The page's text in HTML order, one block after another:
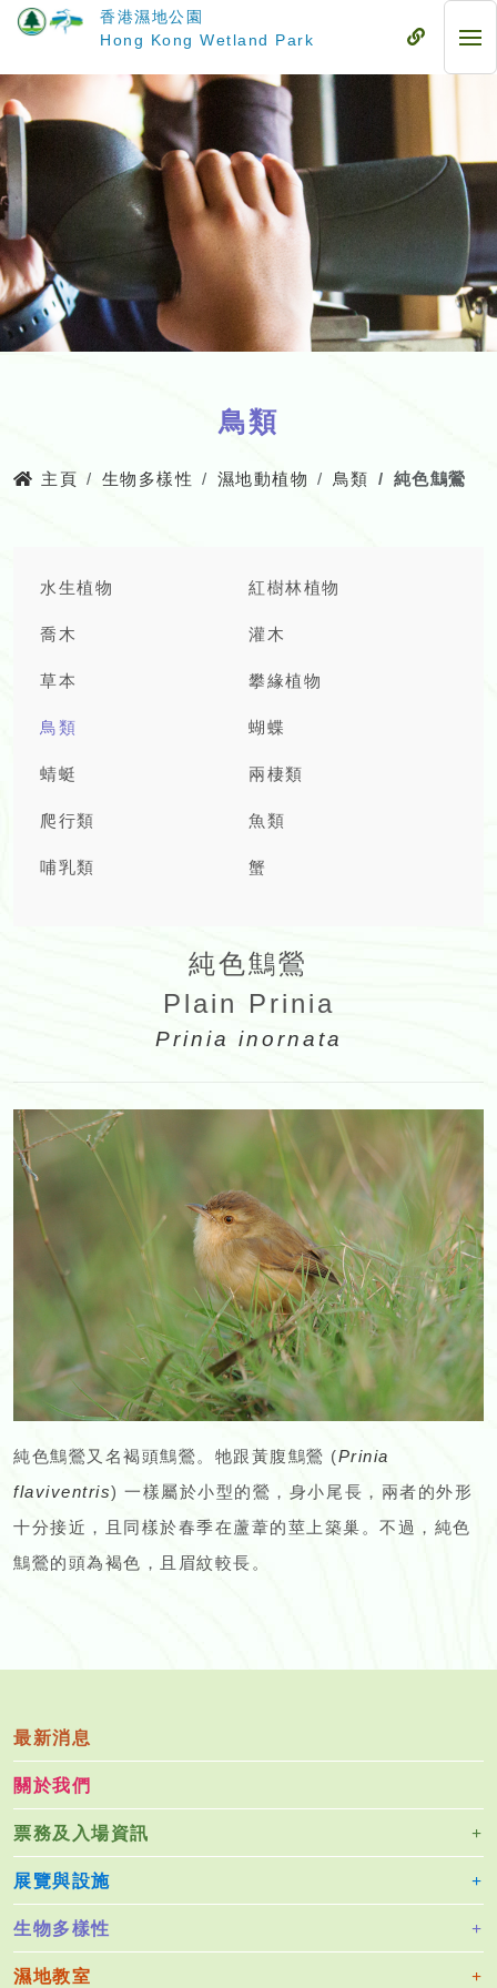
要
內
容
香港濕地公園
Hong Kong Wetland Park
流
流
動
鳥類
主頁 生物多樣性 濕地動植物 鳥類 純色鷦鶯
水生植物 紅樹林植物
喬木 灌木
草本 攀緣植物
鳥類 蝴蝶
蜻蜓 兩棲類
爬行類 魚類
哺乳類 蟹
純色鷦鶯
Plain Prinia
Prinia inornata
純色鷦鶯又名褐頭鷦鶯。牠跟黃腹鷦鶯 (Prinia
flaviventris) 一樣屬於小型的鶯，身小尾長，兩者的外形
十分接近，且同樣於春季在蘆葦的莖上築巢。不過，純色
鷦鶯的頭為褐色，且眉紋較長。
最新消息
關於我們
票務及入場資訊
展覽與設施
生物多樣性
濕地教室